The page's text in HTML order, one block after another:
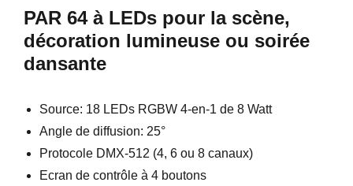
PAR 64 à LEDs pour la scène,
décoration lumineuse ou soirée
dansante
Source: 18 LEDs RGBW 4-en-1 de 8 Watt
Angle de diffusion: 25°
Protocole DMX-512 (4, 6 ou 8 canaux)
Ecran de contrôle à 4 boutons